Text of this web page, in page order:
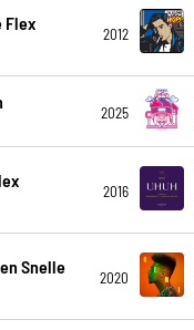
Flex
2012
2025
2016
Snelle
2020